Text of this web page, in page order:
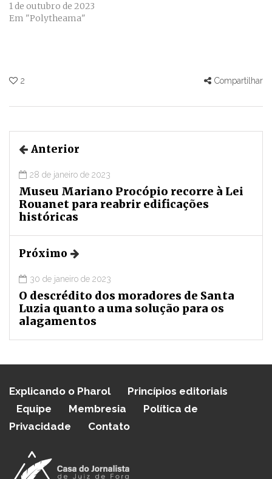
1 de outubro de 2023
Em "Polytheama"
2 Compartilhar
Anterior
28 de janeiro de 2023
Museu Mariano Procópio recorre à Lei
Rouanet para reabrir edificações
históricas
Próximo
30 de janeiro de 2023
O descrédito dos moradores de Santa
Luzia quanto a uma solução para os
alagamentos
Explicando o Pharol
Princípios editoriais
Equipe
Membresia
Política de
Privacidade
Contato